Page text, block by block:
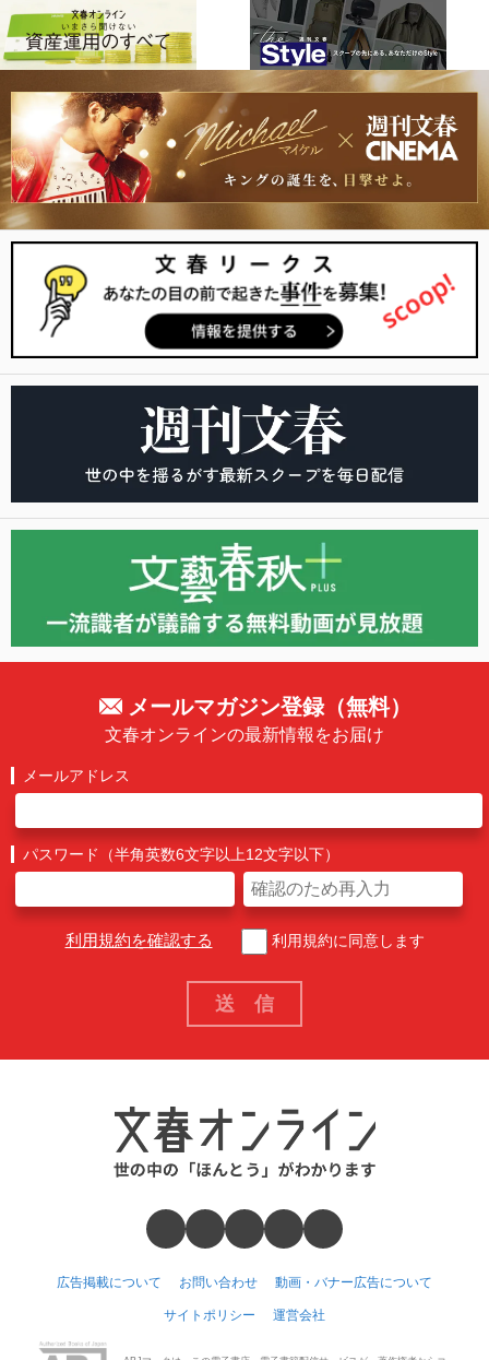
メールマガジン登録（無料）
文春オンラインの最新情報をお届け
メールアドレス
パスワード（半角英数6文字以上12文字以下）
利用規約を確認する 利用規約に同意します
広告掲載について お問い合わせ 動画・バナー広告について
サイトポリシー 運営会社